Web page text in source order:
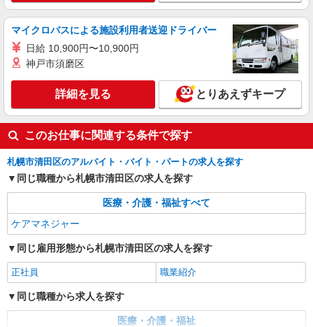
マイクロバスによる施設利用者送迎ドライバー
日給 10,900円〜10,900円
神戸市須磨区
詳細を見る とりあえずキープ
このお仕事に関連する条件で探す
札幌市清田区のアルバイト・バイト・パートの求人を探す
同じ職種から札幌市清田区の求人を探す
医療・介護・福祉すべて
ケアマネジャー
同じ雇用形態から札幌市清田区の求人を探す
正社員 職業紹介
同じ職種から求人を探す
医療・介護・福祉